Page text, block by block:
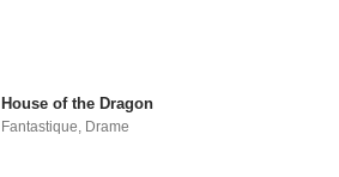
House of the Dragon
Fantastique Drame